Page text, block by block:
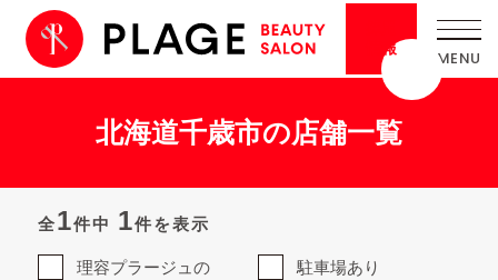
情報
北海道千歳市の店舗一覧
全1件中 1件を表示
理容プラージュの
駐車場あり